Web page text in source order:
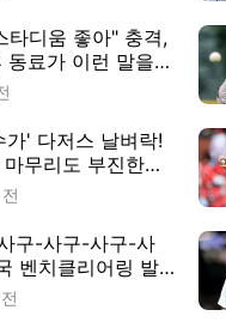
타디움 좋아" 충격,
동료가 이런 말을…
최대 라이벌로 이
가' 다저스 날벼락!
무리도 부진한데,
필승조 수술 위기
구-사구-사구-사
벤치클리어링 발
빈볼 던진 투수,